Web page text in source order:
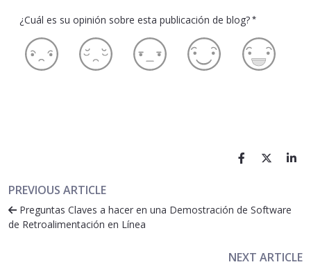
¿Cuál es su opinión sobre esta publicación de blog? *
PREVIOUS ARTICLE
Preguntas Claves a hacer en una Demostración de Software
de Retroalimentación en Línea
NEXT ARTICLE